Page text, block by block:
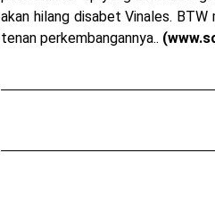
akan hilang disabet Vinales.
tenan perkembangannya..